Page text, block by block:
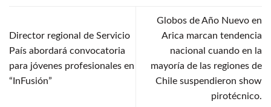
Director regional de Servicio
País abordará convocatoria
para jóvenes profesionales en
“InFusión”
Globos de Año Nuevo en
Arica marcan tendencia
nacional cuando en la
mayoría de las regiones de
Chile suspendieron show
pirotécnico.